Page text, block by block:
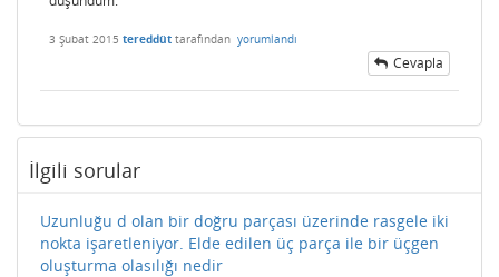
3 Şubat 2015 tereddüt tarafından yorumlandı
Cevapla
İlgili sorular
Uzunluğu d olan bir doğru parçası üzerinde rasgele iki
nokta işaretleniyor. Elde edilen üç parça ile bir üçgen
oluşturma olasılığı nedir